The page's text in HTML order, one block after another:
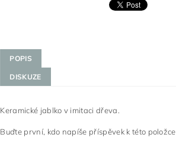
POPIS
DISKUZE
Keramické jablko v imitaci dřeva.
Buďte první, kdo napíše příspěvek k této položce.